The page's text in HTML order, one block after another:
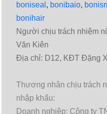
boniseal , bonibaio,
bonihair
Người chịu trách nhiệm
Văn Kiên
Địa chỉ: D12, KĐT Đặng
Thương nhân chịu trách
nhập khẩu:
Doanh nghiệp: Công ty